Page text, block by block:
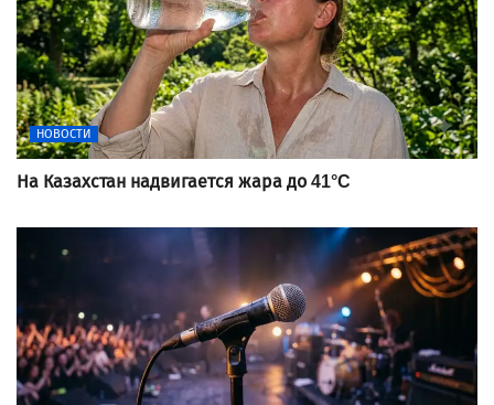
НОВОСТИ
На Казахстан надвигается жара до 41°C